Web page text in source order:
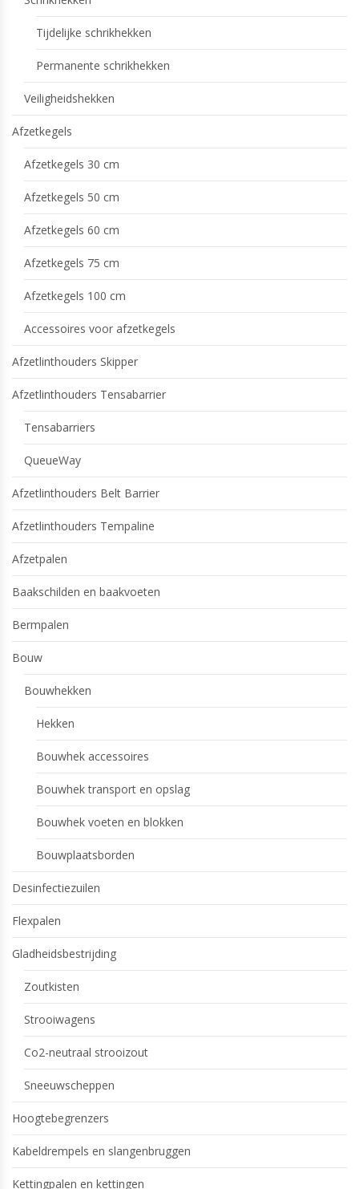
Tijdelijke schrikhekken
Permanente schrikhekken
Veiligheidshekken
Afzetkegels
Afzetkegels 30 cm
Afzetkegels 50 cm
Afzetkegels 60 cm
Afzetkegels 75 cm
Afzetkegels 100 cm
Accessoires voor afzetkegels
Afzetlinthouders Skipper
Afzetlinthouders Tensabarrier
Tensabarriers
QueueWay
Afzetlinthouders Belt Barrier
Afzetlinthouders Tempaline
Afzetpalen
Baakschilden en baakvoeten
Bermpalen
Bouw
Bouwhekken
Hekken
Bouwhek accessoires
Bouwhek transport en opslag
Bouwhek voeten en blokken
Bouwplaatsborden
Desinfectiezuilen
Flexpalen
Gladheidsbestrijding
Zoutkisten
Strooiwagens
Co2-neutraal strooizout
Sneeuwscheppen
Hoogtebegrenzers
Kabeldrempels en slangenbruggen
Kettingpalen en kettingen